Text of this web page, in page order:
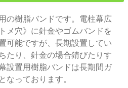
の樹脂バンドです。電柱幕広
メ穴》に針金やゴムバンドを
可能ですが、長期設置してい
たり、針金の場合錆びたりす
設置用樹脂バンドは長期間ガ
なっております。